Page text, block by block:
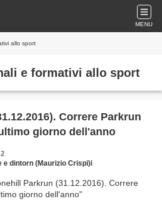
MENU
allo sport
e formativi allo sport
Correre Parkrun
giorno dell'anno
dintorn (Maurizio Crispi)i